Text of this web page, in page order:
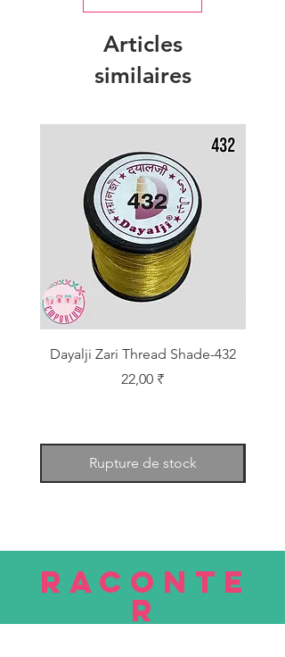
Articles
similaires
Dayalji Zari Thread Shade-432
Prix
22,00 ₹
Rupture de stock
RACONTE
R